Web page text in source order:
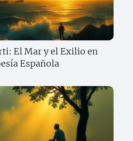
El Mar y el Exilio en
Española